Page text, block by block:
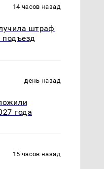
14 часов назад
штраф
день назад
года
15 часов назад